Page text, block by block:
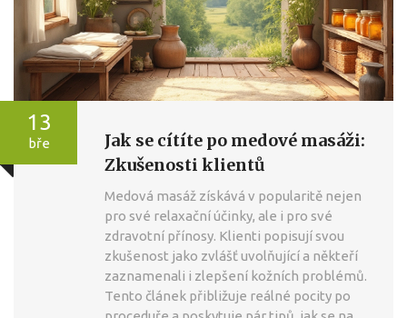
13
bře
Jak se cítíte po medové masáži:
Zkušenosti klientů
Medová masáž získává v popularitě nejen
pro své relaxační účinky, ale i pro své
zdravotní přínosy. Klienti popisují svou
zkušenost jako zvlášť uvolňující a někteří
zaznamenali i zlepšení kožních problémů.
Tento článek přibližuje reálné pocity po